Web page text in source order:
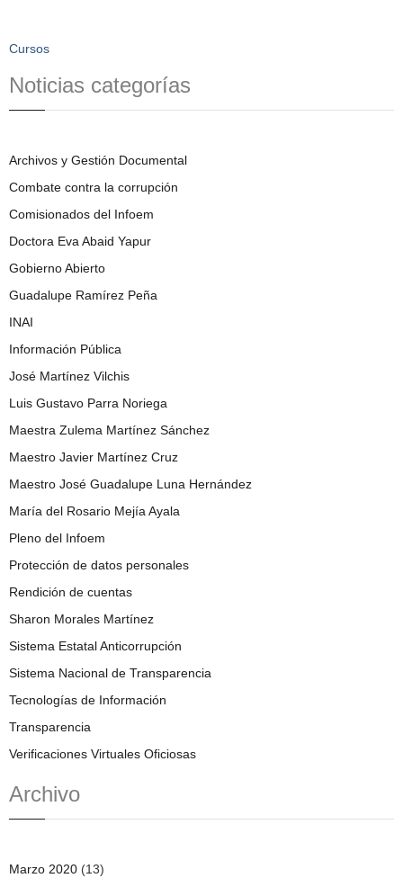
Cursos
Noticias categorías
Archivos y Gestión Documental
Combate contra la corrupción
Comisionados del Infoem
Doctora Eva Abaid Yapur
Gobierno Abierto
Guadalupe Ramírez Peña
INAI
Información Pública
José Martínez Vilchis
Luis Gustavo Parra Noriega
Maestra Zulema Martínez Sánchez
Maestro Javier Martínez Cruz
Maestro José Guadalupe Luna Hernández
María del Rosario Mejía Ayala
Pleno del Infoem
Protección de datos personales
Rendición de cuentas
Sharon Morales Martínez
Sistema Estatal Anticorrupción
Sistema Nacional de Transparencia
Tecnologías de Información
Transparencia
Verificaciones Virtuales Oficiosas
Archivo
Marzo 2020 (13)